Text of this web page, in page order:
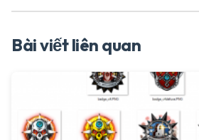
Bài viết liên quan